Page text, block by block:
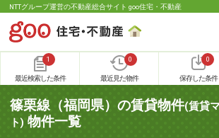
NTTグループ運営の不動産総合サイト goo住宅・不動産
1
最近検索した条件
0
最近見た物件
0
保存した条件
篠栗線（福岡県）の賃貸物件(賃貸
ト) 物件一覧